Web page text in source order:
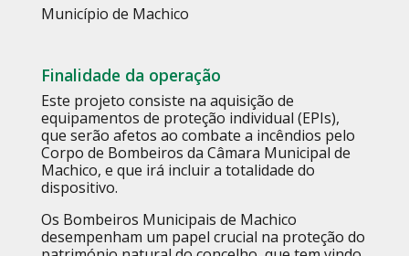
Município de Machico
Finalidade da operação
Este projeto consiste na aquisição de
equipamentos de proteção individual (EPIs),
que serão afetos ao combate a incêndios pelo
Corpo de Bombeiros da Câmara Municipal de
Machico, e que irá incluir a totalidade do
dispositivo.
Os Bombeiros Municipais de Machico
desempenham um papel crucial na proteção do